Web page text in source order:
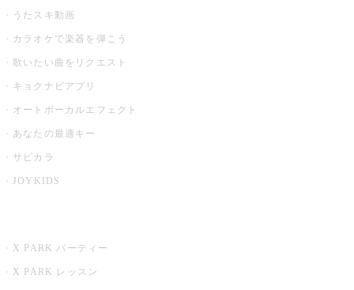
うたスキ動画
カラオケで楽器を弾こう
歌いたい曲をリクエスト
キョクナビアプリ
オートボーカルエフェクト
あなたの最適キー
サビカラ
JOYKIDS
X PARK パーティー
X PARK レッスン